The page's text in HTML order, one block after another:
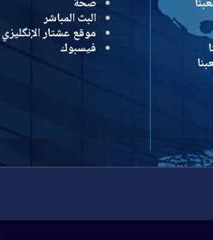
البث المباشر
موقع عشتار الإنگليزي
فيسبوك